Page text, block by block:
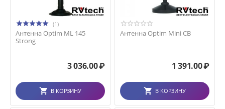
(1)
Антенна Optim ML 145
Strong
3 036.00₽
В КОРЗИНУ
Антенна Optim Mini CB
1 391.00₽
В КОРЗИНУ